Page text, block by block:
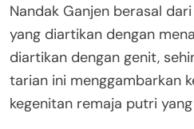
Nandak Ganjen berasal
yang diartikan dengan
diartikan dengan genit,
tarian ini menggambarkan
kegenitan remaja putri